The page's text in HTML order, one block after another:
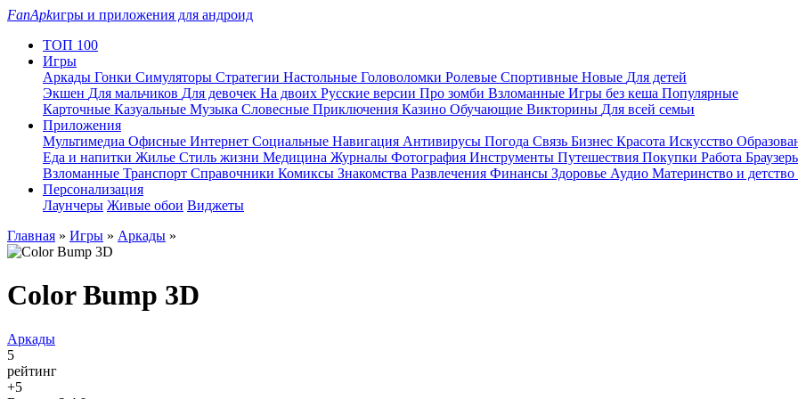
FanApkигры и приложения для андроид
ТОП 100
Игры
Аркады Гонки Симуляторы Стратегии Настольные Головоломки Ролевые Спортивные Новые Для детей
Экшен Для мальчиков Для девочек На двоих Русские версии Про зомби Взломанные Игры без кеша Популярные
Карточные Казуальные Музыка Словесные Приключения Казино Обучающие Викторины Для всей семьи
Приложения
Мультимедиа Офисные Интернет Социальные Навигация Антивирусы Погода Связь Бизнес Красота Искусство
Еда и напитки Жилье Стиль жизни Медицина Журналы Фотография Инструменты Путешествия Покупки Работа
Взломанные Транспорт Справочники Комиксы Знакомства Развлечения Финансы Здоровье Аудио Материнство и детство
Персонализация
Лаунчеры Живые обои Виджеты
Главная » Игры » Аркады »
Color Bump 3D
Аркады
5
рейтинг
+5